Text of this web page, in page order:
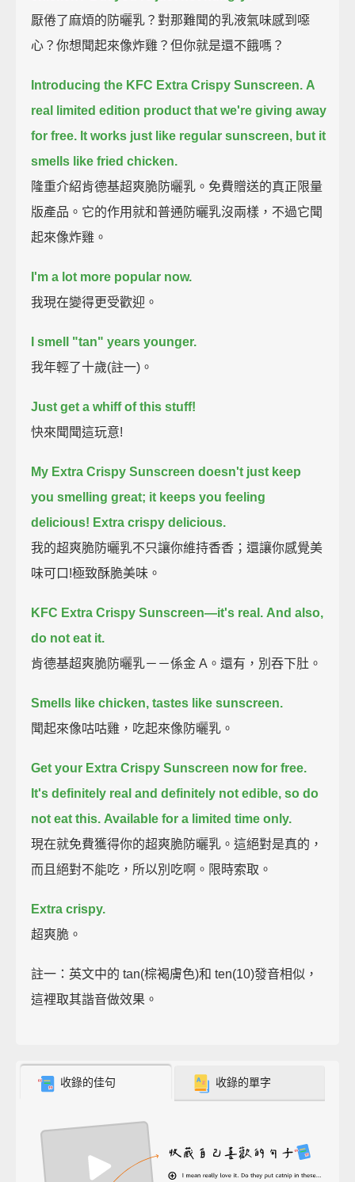
厭倦了麻煩的防曬乳？對那難聞的乳液氣味感到噁
心？你想聞起來像炸雞？但你就是還不餓嗎？
Introducing the KFC Extra Crispy Sunscreen. A
real limited edition product that we're giving away
for free. It works just like regular sunscreen, but it
smells like fried chicken.
隆重介紹肯德基超爽脆防曬乳。免費贈送的真正限量
版產品。它的作用就和普通防曬乳沒兩樣，不過它聞
起來像炸雞。
I'm a lot more popular now.
我現在變得更受歡迎。
I smell "tan" years younger.
我年輕了十歲(註一)。
Just get a whiff of this stuff!
快來聞聞這玩意!
My Extra Crispy Sunscreen doesn't just keep
you smelling great; it keeps you feeling
delicious! Extra crispy delicious.
我的超爽脆防曬乳不只讓你維持香香；還讓你感覺美
味可口!極致酥脆美味。
KFC Extra Crispy Sunscreen—it's real. And also,
do not eat it.
肯德基超爽脆防曬乳－－係金 A。還有，別吞下肚。
Smells like chicken, tastes like sunscreen.
聞起來像咕咕雞，吃起來像防曬乳。
Get your Extra Crispy Sunscreen now for free.
It's definitely real and definitely not edible, so do
not eat this. Available for a limited time only.
現在就免費獲得你的超爽脆防曬乳。這絕對是真的，
而且絕對不能吃，所以別吃啊。限時索取。
Extra crispy.
超爽脆。
註一：英文中的 tan(棕褐膚色)和 ten(10)發音相似，
這裡取其諧音做效果。
收錄的佳句 收錄的單字